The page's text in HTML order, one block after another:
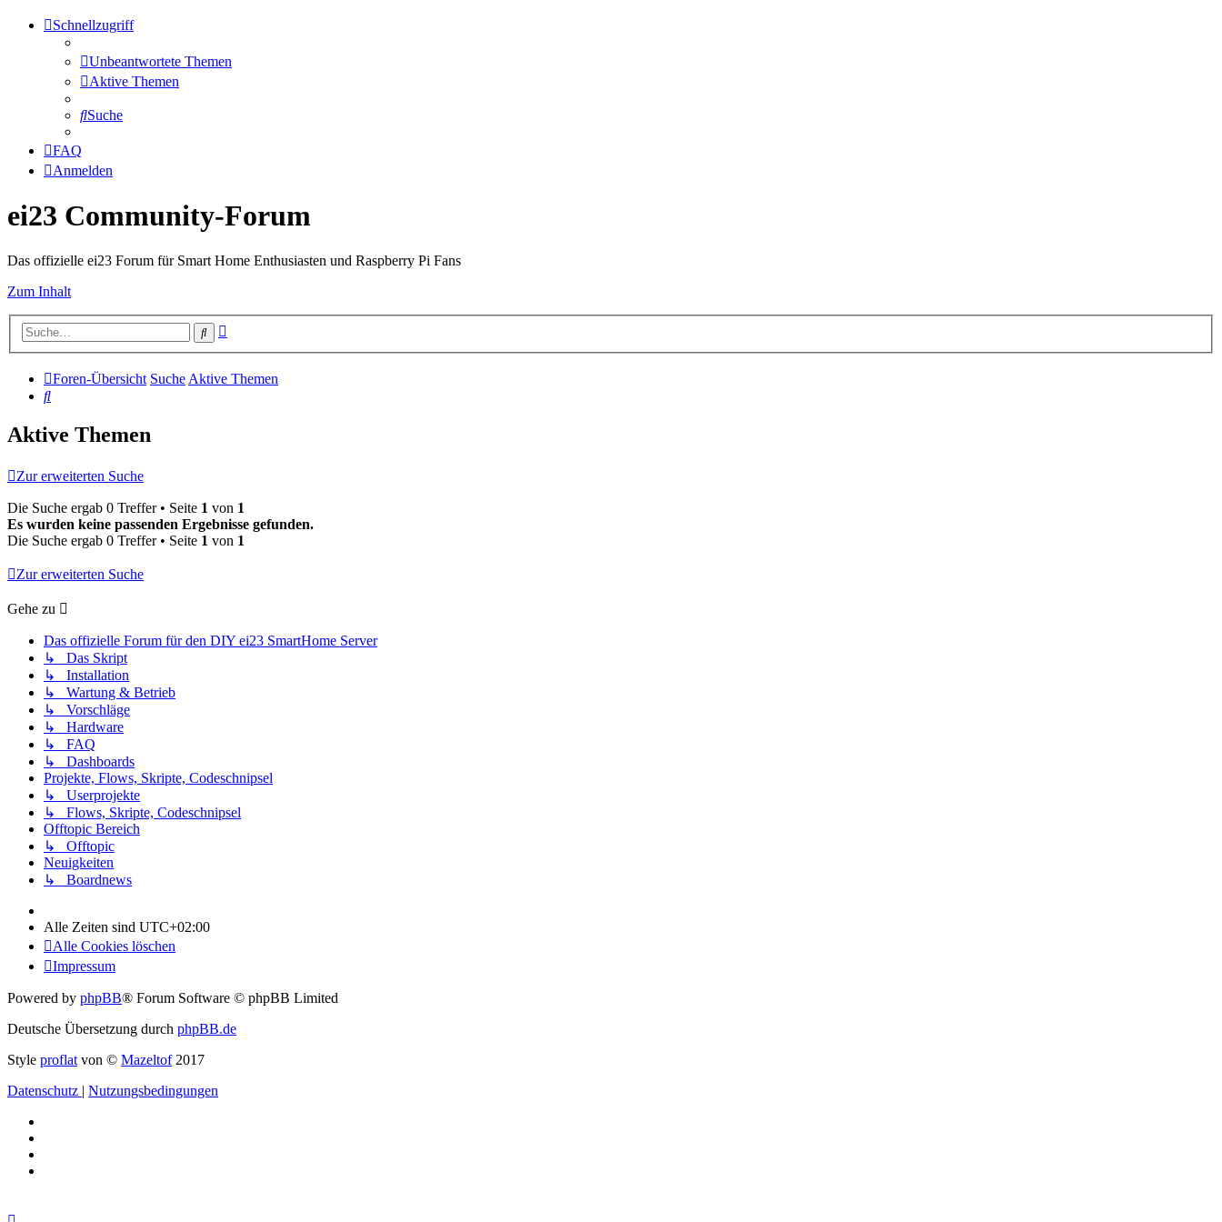
Schnellzugriff
Unbeantwortete Themen
Aktive Themen
Suche
FAQ
Anmelden
ei23 Community-Forum
Das offizielle ei23 Forum für Smart Home Enthusiasten und Raspberry Pi Fans
Zum Inhalt
Suche
Foren-Übersicht SucheAktive Themen
Suche
Aktive Themen
Zur erweiterten Suche
Die Suche ergab 0 Treffer • Seite 1 von 1
Es wurden keine passenden Ergebnisse gefunden.
Die Suche ergab 0 Treffer • Seite 1 von 1
Zur erweiterten Suche
Gehe zu
Das offizielle Forum für den DIY ei23 SmartHome Server
↳ Das Skript
↳ Installation
↳ Wartung & Betrieb
↳ Vorschläge
↳ Hardware
↳ FAQ
↳ Dashboards
Projekte, Flows, Skripte, Codeschnipsel
↳ Userprojekte
↳ Flows, Skripte, Codeschnipsel
Offtopic Bereich
↳ Offtopic
Neuigkeiten
↳ Boardnews
Alle Zeiten sind UTC+02:00
Alle Cookies löschen
Impressum
Powered by phpBB® Forum Software © phpBB Limited
Deutsche Übersetzung durch phpBB.de
Style proflat von © Mazeltof2017
Datenschutz | Nutzungsbedingungen